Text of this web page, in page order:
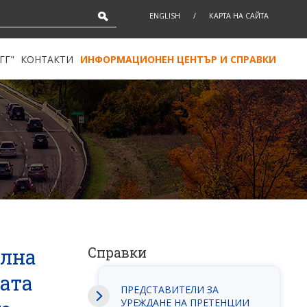
ENGLISH / КАРТА НА САЙТА
КОНТАКТИ ИНФОРМАЦИОНЕН ЦЕНТЪР И СПРАВКИ
Справки
ПРЕДСТАВИТЕЛИ ЗА
УРЕЖДАНЕ НА ПРЕТЕНЦИИ